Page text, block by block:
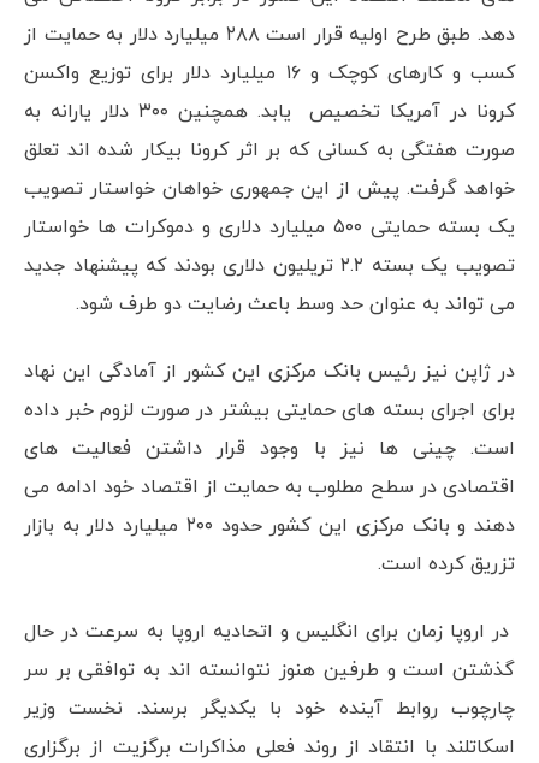
دهد. طبق طرح اولیه قرار است ۲۸۸ میلیارد دلار به حمایت از
کسب و کارهای کوچک و ۱۶ میلیارد دلار برای توزیع واکسن
کرونا در آمریکا تخصیص یابد. همچنین ۳۰۰ دلار یارانه به
صورت هفتگی به کسانی که بر اثر کرونا بیکار شده اند تعلق
خواهد گرفت. پیش از این جمهوری خواهان خواستار تصویب
یک بسته حمایتی ۵۰۰ میلیارد دلاری و دموکرات ها خواستار
تصویب یک بسته ۲.۲ تریلیون دلاری بودند که پیشنهاد جدید
می تواند به عنوان حد وسط باعث رضایت دو طرف شود.
در ژاپن نیز رئیس بانک مرکزی این کشور از آمادگی این نهاد
برای اجرای بسته های حمایتی بیشتر در صورت لزوم خبر داده
است. چینی ها نیز با وجود قرار داشتن فعالیت های
اقتصادی در سطح مطلوب به حمایت از اقتصاد خود ادامه می
دهند و بانک مرکزی این کشور حدود ۲۰۰ میلیارد دلار به بازار
تزریق کرده است.
در اروپا زمان برای انگلیس و اتحادیه اروپا به سرعت در حال
گذشتن است و طرفین هنوز نتوانسته اند به توافقی بر سر
چارچوب روابط آینده خود با یکدیگر برسند. نخست وزیر
اسکاتلند با انتقاد از روند فعلی مذاکرات برگزیت از برگزاری